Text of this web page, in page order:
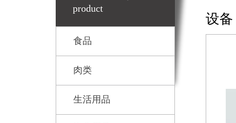
product
食品
肉类
生活用品
设备